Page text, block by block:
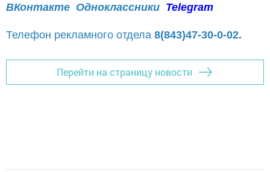
ВКонтакте Одноклассники Telegram
Телефон рекламного отдела 8(843)47-30-0-02.
Перейти на страницу новости